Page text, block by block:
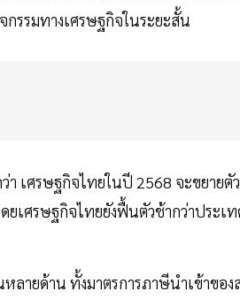
รรมทางเศรษฐกิจในระยะสั้น
เศรษฐกิจไทยในปี 2568 จะขยายตั
ยเศรษฐกิจไทยยังฟื้นตัวช้ากว่าประ
ายด้าน ทั้งมาตรการภาษีนำเข้าขอ